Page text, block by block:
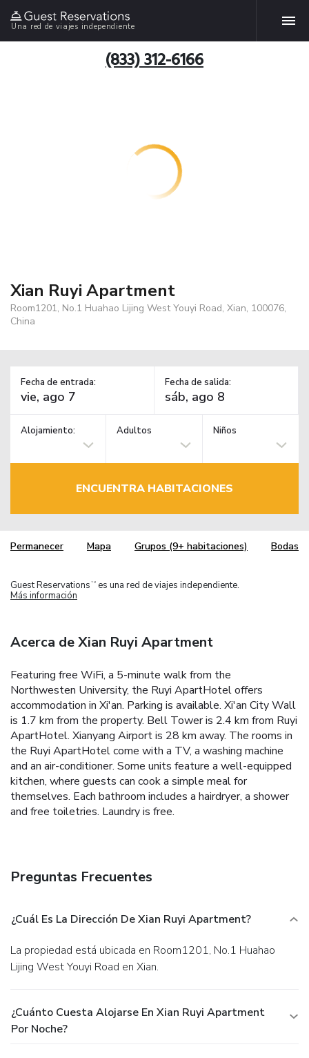
Una red de viajes independiente
(833) 312-6166
Xian Ruyi Apartment
Room1201, No.1 Huahao Lijing West Youyi Road, Xian, 100076,
China
Fecha de entrada: Fecha de salida:
Alojamiento: Adultos Niños
ENCUENTRA HABITACIONES
Permanecer Mapa Grupos (9+ habitaciones) Bodas
Guest Reservations TM
es una red de viajes independiente.
Más información
Acerca de Xian Ruyi Apartment
Featuring free WiFi, a 5-minute walk from the
Northwesten University, the Ruyi ApartHotel offers
accommodation in Xi'an. Parking is available. Xi'an City Wall
is 1.7 km from the property. Bell Tower is 2.4 km from Ruyi
ApartHotel. Xianyang Airport is 28 km away. The rooms in
the Ruyi ApartHotel come with a TV, a washing machine
and an air-conditioner. Some units feature a well-equipped
kitchen, where guests can cook a simple meal for
themselves. Each bathroom includes a hairdryer, a shower
and free toiletries. Laundry is free.
Preguntas Frecuentes
¿Cuál Es La Dirección De Xian Ruyi Apartment?
La propiedad está ubicada en Room1201, No.1 Huahao
Lijing West Youyi Road en Xian.
¿Cuánto Cuesta Alojarse En Xian Ruyi Apartment
Por Noche?